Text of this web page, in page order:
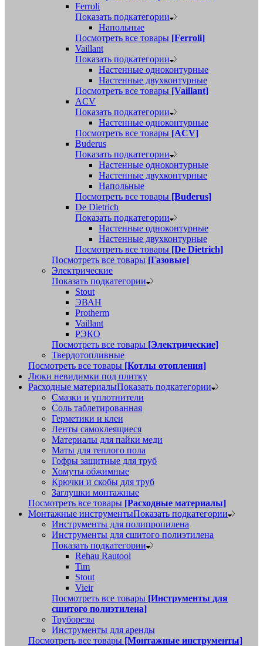
Ferroli
Показать подкатегории
Напольные
Посмотреть все товары [Ferroli]
Vaillant
Показать подкатегории
Настенные одноконтурные
Настенные двухконтурные
Посмотреть все товары [Vaillant]
ACV
Показать подкатегории
Настенные одноконтурные
Посмотреть все товары [ACV]
Buderus
Показать подкатегории
Настенные одноконтурные
Настенные двухконтурные
Напольные
Посмотреть все товары [Buderus]
De Dietrich
Показать подкатегории
Настенные одноконтурные
Настенные двухконтурные
Посмотреть все товары [De Dietrich]
Посмотреть все товары [Газовые]
Электрические
Показать подкатегории
Stout
ЭВАН
Protherm
Vaillant
РЭКО
Посмотреть все товары [Электрические]
Твердотопливные
Посмотреть все товары [Котлы отопления]
Люки невидимки под плитку
Расходные материалыПоказать подкатегории
Смазки и уплотнители
Соль таблетированная
Герметики и клеи
Ленты самоклеящиеся
Материалы для пайки меди
Маты для теплого пола
Гофры защитные для труб
Хомуты обжимные
Крючки и скобы для труб
Заглушки монтажные
Посмотреть все товары [Расходные материалы]
Монтажные инструментыПоказать подкатегории
Инструменты для полипропилена
Инструменты для сшитого полиэтилена
Показать подкатегории
Rehau Rautool
Tim
Stout
Vieir
Посмотреть все товары [Инструменты для
сшитого полиэтилена]
Труборезы
Инструменты для аренды
Посмотреть все товары [Монтажные инструменты]